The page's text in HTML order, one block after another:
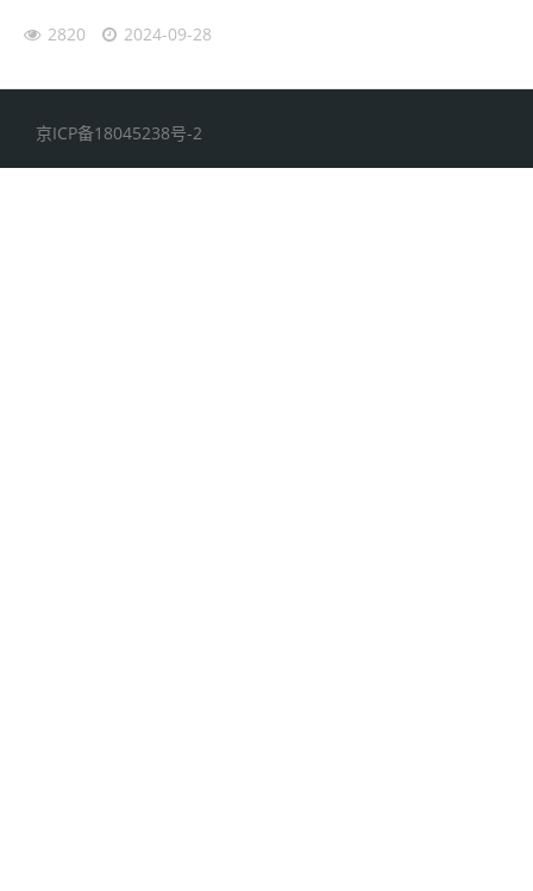
2820 2024-09-28
京ICP备18045238号-2